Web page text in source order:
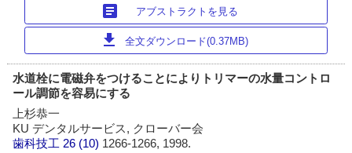
article アブストラクトを見る
download 全文ダウンロード(0.37MB)
水道栓に電磁弁をつけることによりトリマーの水量コントロ
ール調節を容易にする
上杉恭一
KU デンタルサービス, クローバー会
歯科技工 26 (10) 1266-1266, 1998.